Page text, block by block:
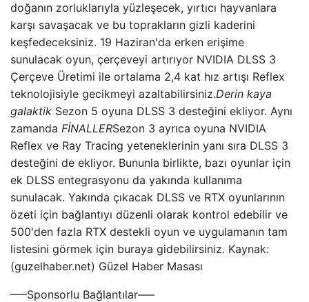
doğanın zorluklarıyla yüzleşecek, yırtıcı hayvanlara
karşı savaşacak ve bu toprakların gizli kaderini
keşfedeceksiniz. 19 Haziran'da erken erişime
sunulacak oyun, çerçeveyi artırıyor NVIDIA DLSS 3
Çerçeve Üretimi ile ortalama 2,4 kat hız artışı Reflex
teknolojisiyle gecikmeyi azaltabilirsiniz.Derin kaya
galaktik Sezon 5 oyuna DLSS 3 desteğini ekliyor. Aynı
zamanda FİNALLERSezon 3 ayrıca oyuna NVIDIA
Reflex ve Ray Tracing yeteneklerinin yanı sıra DLSS 3
desteğini de ekliyor. Bununla birlikte, bazı oyunlar için
ek DLSS entegrasyonu da yakında kullanıma
sunulacak. Yakında çıkacak DLSS ve RTX oyunlarının
özeti için bağlantıyı düzenli olarak kontrol edebilir ve
500'den fazla RTX destekli oyun ve uygulamanın tam
listesini görmek için buraya gidebilirsiniz. Kaynak:
(guzelhaber.net) Güzel Haber Masası
—–Sponsorlu Bağlantılar—–